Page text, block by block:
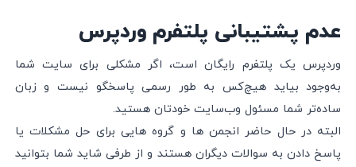
عدم پشتیبانی پلتفرم وردپرس
وردپرس یک پلتفرم رایگان است، اگر مشکلی برای سایت شما
به‌وجود بیاید هیچ‌کس به طور رسمی پاسخگو نیست و زبان
ساده‌تر شما مسئول وب‌سایت خودتان هستید.
البته در حال حاضر انجمن ها و گروه هایی برای حل مشکلات یا
پاسخ دادن به سوالات دیگران هستند و از طرفی شاید شما بتوانید